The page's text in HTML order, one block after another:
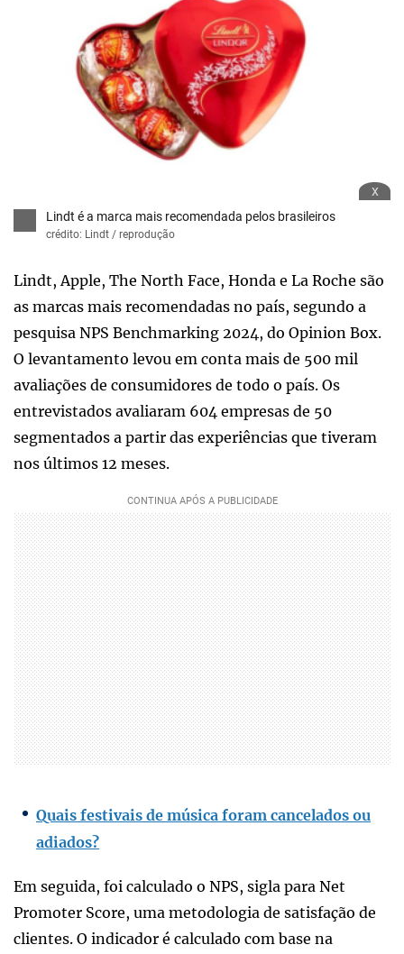
x
Lindt é a marca mais recomendada pelos brasileiros
crédito: Lindt / reprodução
Lindt, Apple, The North Face, Honda e La Roche são
as marcas mais recomendadas no país, segundo a
pesquisa NPS Benchmarking 2024, do Opinion Box.
O levantamento levou em conta mais de 500 mil
avaliações de consumidores de todo o país. Os
entrevistados avaliaram 604 empresas de 50
segmentados a partir das experiências que tiveram
nos últimos 12 meses.
Quais festivais de música foram cancelados ou
adiados?
Em seguida, foi calculado o NPS, sigla para Net
Promoter Score, uma metodologia de satisfação de
clientes. O indicador é calculado com base na